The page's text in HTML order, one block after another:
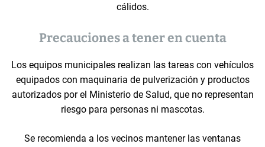
cálidos.
Precauciones a tener en cuenta
Los equipos municipales realizan las tareas con vehículos
equipados con maquinaria de pulverización y productos
autorizados por el Ministerio de Salud, que no representan
riesgo para personas ni mascotas.
Se recomienda a los vecinos mantener las ventanas